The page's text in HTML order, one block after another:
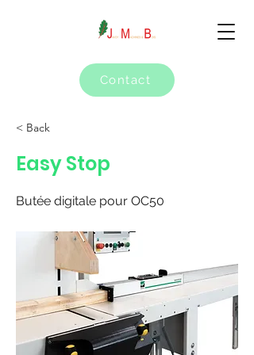
Contact
< Back
Easy Stop
Butée digitale pour OC50